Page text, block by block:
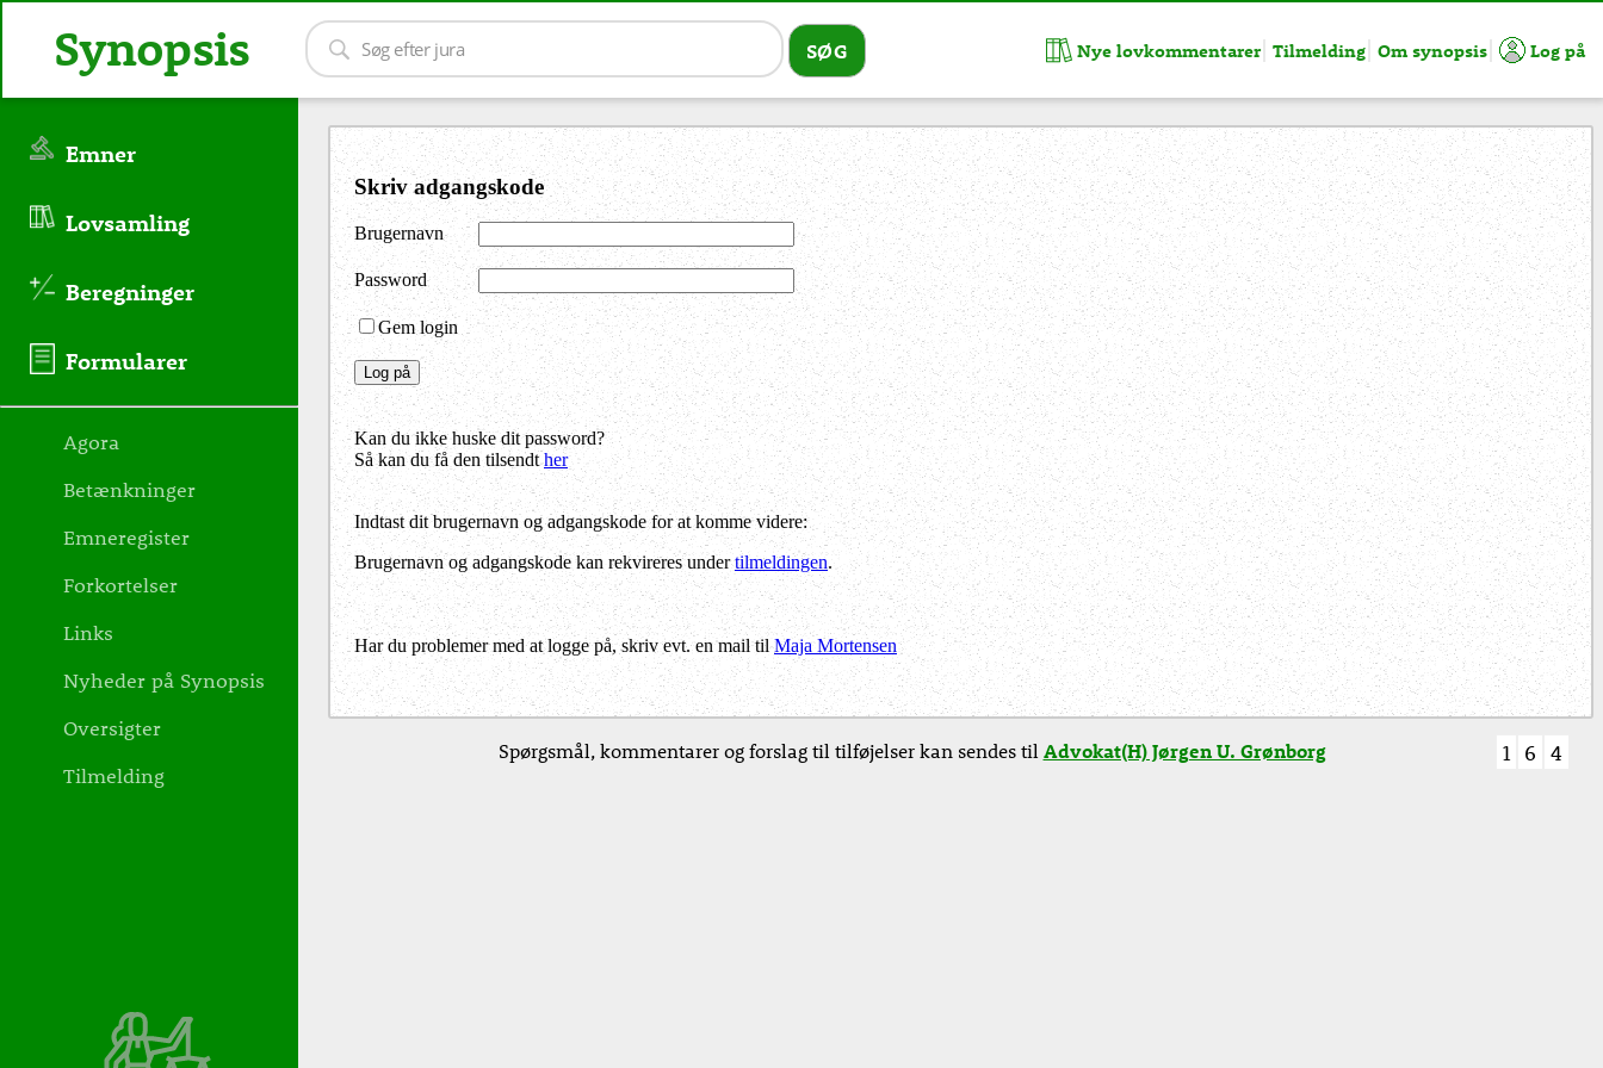
Skriv adgangskode
Brugernavn
Password
Gem login
Kan du ikke huske dit password?
Så kan du få den tilsendther
Indtast dit brugernavn og adgangskode for at komme videre:
Brugernavn og adgangskode kan rekvireres undertilmeldingen.
Har du problemer med at logge på, skriv evt. en mail tilMaja Mortensen
Emner
Lovsamling
Beregninger
Formularer
Agora
Betænkninger
Emneregister
Forkortelser
Links
Nyheder på Synopsis
Oversigter
Tilmelding
Synopsis Nye lovkommentarer Tilmelding Om synopsis Log på
Spørgsmål, kommentarer og forslag til tilføjelser kan sendes tilAdvokat(H) Jørgen U. Grønborg 1 6 4